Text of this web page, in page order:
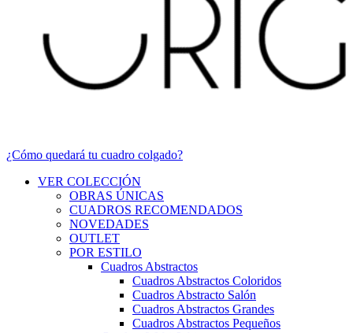
¿Cómo quedará tu cuadro colgado?
VER COLECCIÓN
OBRAS ÚNICAS
CUADROS RECOMENDADOS
NOVEDADES
OUTLET
POR ESTILO
Cuadros Abstractos
Cuadros Abstractos Coloridos
Cuadros Abstracto Salón
Cuadros Abstractos Grandes
Cuadros Abstractos Pequeños